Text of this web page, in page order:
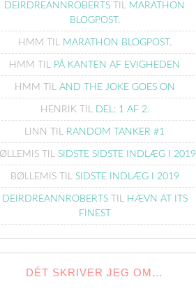
DEIRDREANNROBERTS TIL MARATHON
BLOGPOST.
HMM TIL MARATHON BLOGPOST.
HMM TIL PÅ KANTEN AF EVIGHEDEN
HMM TIL AND THE JOKE GOES ON
HENRIKTIL DEL: 1 AF 2.
LINN TIL RANDOM TANKER #1
TIL SIDSTE SIDSTE INDLÆG I 2019
BØLLEMISTIL SIDSTE INDLÆG I 2019
DEIRDREANNROBERTSTIL HÆVN AT ITS
FINEST
DÉT SKRIVER JEG OM…